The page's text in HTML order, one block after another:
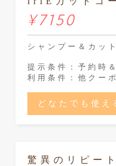
¥7150
シャンプー＆カッ
提示条件：予約時
利用条件：他クー
どなたでも使え
驚異のリピ